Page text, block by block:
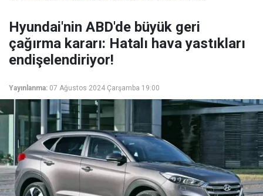
Hyundai'nin ABD'de büyük geri
çağırma kararı: Hatalı hava yastıkları
endişelendiriyor!
Yayınlanma: 07 Ağustos 2024 Çarşamba 19:00